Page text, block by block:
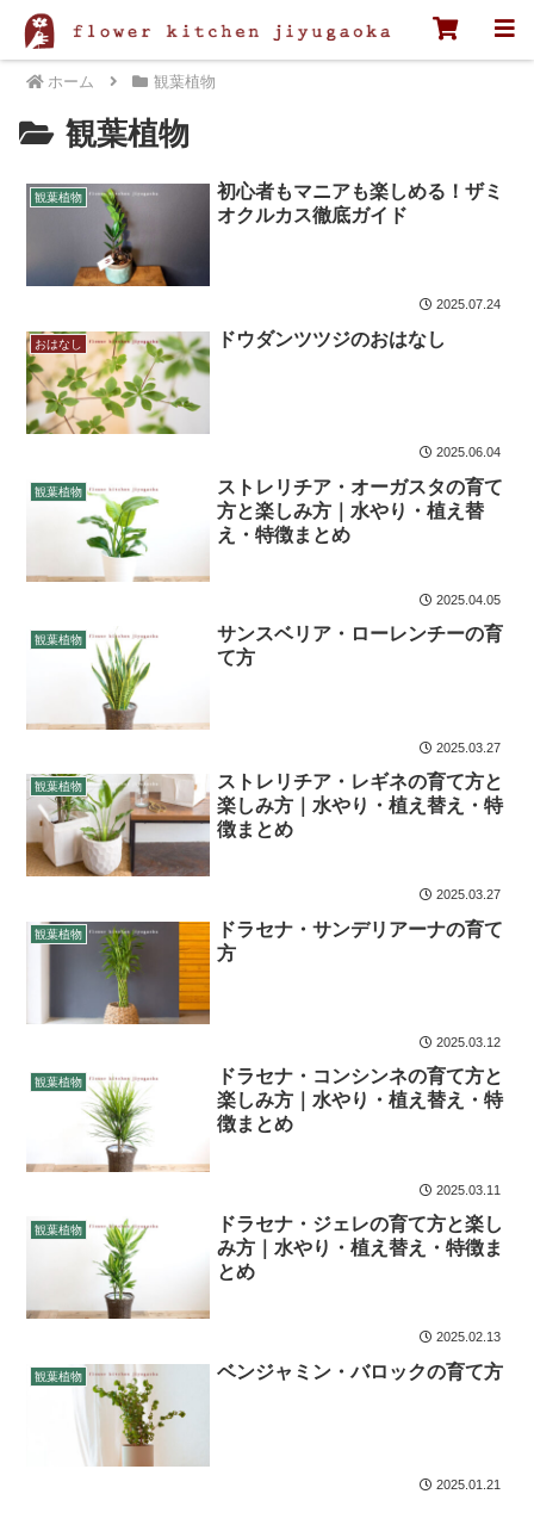
ホーム 観葉植物
観葉植物
観葉植物
初心者もマニアも楽しめる！ザミ
オクルカス徹底ガイド
2025.07.24
おはなし ドウダンツツジのおはなし
2025.06.04
観葉植物
ストレリチア・オーガスタの育て
方と楽しみ方｜水やり・植え替
え・特徴まとめ
2025.04.05
観葉植物
サンスベリア・ローレンチーの育
て方
2025.03.27
観葉植物
ストレリチア・レギネの育て方と
楽しみ方｜水やり・植え替え・特
徴まとめ
2025.03.27
観葉植物
ドラセナ・サンデリアーナの育て
方
2025.03.12
観葉植物
ドラセナ・コンシンネの育て方と
楽しみ方｜水やり・植え替え・特
徴まとめ
2025.03.11
観葉植物
ドラセナ・ジェレの育て方と楽し
み方｜水やり・植え替え・特徴ま
とめ
2025.02.13
観葉植物 ベンジャミン・バロックの育て方
2025.01.21